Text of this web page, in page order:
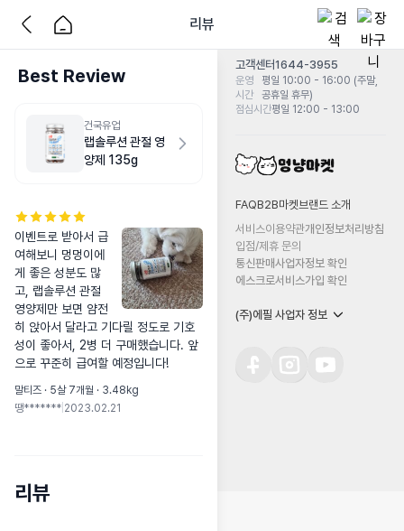
리뷰
Best Review
건국유업
랩솔루션 관절 영
양제 135g
이벤트로 받아서 급
여해보니 멍멍이에
게 좋은 성분도 많
고, 랩솔루션 관절
영양제만 보면 얌전
히 앉아서 달라고 기다릴 정도로 기호
성이 좋아서, 2병 더 구매했습니다. 앞
으로 꾸준히 급여할 예정입니다!
말티즈 · 5살 7개월 · 3.48kg
땡******* 2023.02.21
리뷰
고객센터1644-3955
운영
시간
평일 10:00 - 16:00 (주말,
공휴일 휴무)
점심시간평일 12:00 - 13:00
FAQB2B마켓 브랜드 소개
서비스이용약관개인정보처리방침
입점/제휴 문의
통신판매사업자정보 확인
에스크로서비스가입 확인
(주)에필 사업자 정보